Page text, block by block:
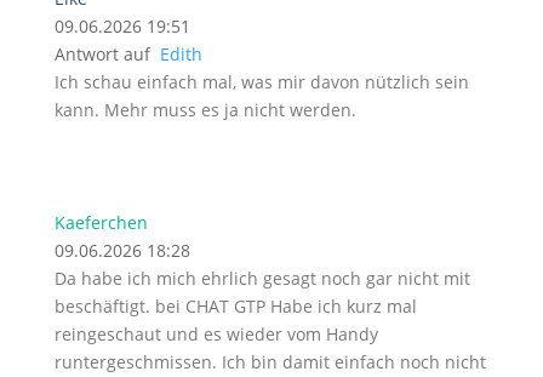
09.06.2026 19:51
Antwort auf Edith
Ich schau einfach mal, was mir davon nützlich sein
kann. Mehr muss es ja nicht werden.
Kaeferchen
09.06.2026 18:28
Da habe ich mich ehrlich gesagt noch gar nicht mit
beschäftigt. bei CHAT GTP Habe ich kurz mal
reingeschaut und es wieder vom Handy
runtergeschmissen. Ich bin damit einfach noch nicht